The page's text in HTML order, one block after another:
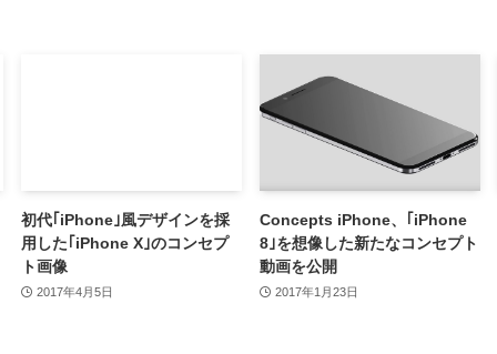
初代｢iPhone｣風デザインを採
用した｢iPhone X｣のコンセプ
ト画像
2017年4月5日
Concepts iPhone、｢iPhone
8｣を想像した新たなコンセプト
動画を公開
2017年1月23日